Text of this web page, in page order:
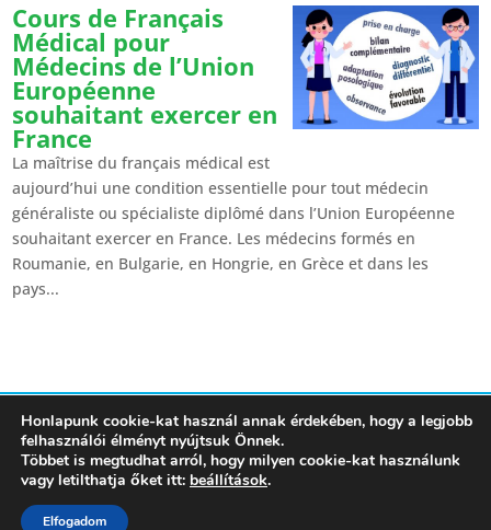
Cours de Français
Médical pour
Médecins de l’Union
Européenne
souhaitant exercer en
France
La maîtrise du français médical est
aujourd’hui une condition essentielle pour tout médecin
généraliste ou spécialiste diplômé dans l’Union Européenne
souhaitant exercer en France. Les médecins formés en
Roumanie, en Bulgarie, en Hongrie, en Grèce et dans les
pays...
HOME RÓLUNK ÜGYFELEK RÉSZÉRE
JELÖLTEK RÉSZÉRE
SIKERTÖRTÉNETEK
ÁLLÁSAJÁNLATOK
GYAKORI KÉRDÉSEK
ADATVÉDELMI POLITIKÁNKAT
Honlapunk cookie-kat használ annak érdekében, hogy a legjobb
felhasználói élményt nyújtsuk Önnek.
Többet is megtudhat arról, hogy milyen cookie-kat használunk
vagy letilthatja őket itt: beállítások.
Elfogadom